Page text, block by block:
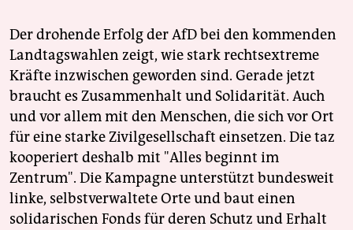
Der drohende Erfolg der AfD bei den kommenden
Landtagswahlen zeigt, wie stark rechtsextreme
Kräfte inzwischen geworden sind. Gerade jetzt
braucht es Zusammenhalt und Solidarität. Auch
und vor allem mit den Menschen, die sich vor Ort
für eine starke Zivilgesellschaft einsetzen. Die taz
kooperiert deshalb mit "Alles beginnt im
Zentrum". Die Kampagne unterstützt bundesweit
linke, selbstverwaltete Orte und baut einen
solidarischen Fonds für deren Schutz und Erhalt